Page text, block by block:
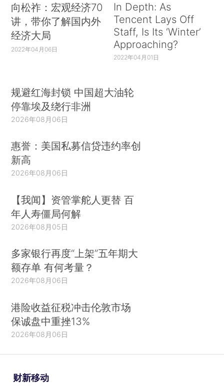
向松祚：宏观经济70
讲，带你了解国内外
经济大局
2022年04月06日
In Depth: As
Tencent Lays Off
Staff, Is Its ‘Winter’
Approaching?
2022年04月01日
规避红海封锁 中国超大油轮
停靠埃及绕行非洲
2026年08月06日
惠誉：美国私募信贷违约率创
新高
2026年08月06日
【我闻】资管掌舵人更替 百
年人寿僵局何解
2026年08月05日
多家银行再度“上架”五年期大
额存单 有何考量？
2026年08月06日
港险收益征税冲击伦敦市场
保诚盘中重挫13%
2026年08月06日
财新移动